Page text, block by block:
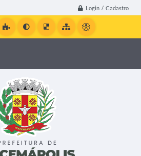
Login / Cadastro